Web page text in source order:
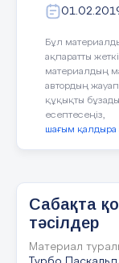
нақты
12-
Бұл
ақпаратты
материалдың
автордың
құқықты
есептесеңіз,
шағым қалдыра
Сабақта
тәсілдер
Материал